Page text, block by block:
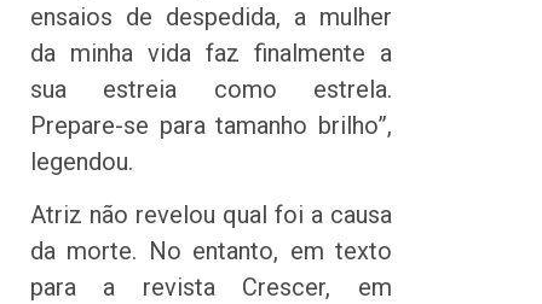
ensaios de despedida, a mulher
da minha vida faz finalmente a
sua estreia como estrela.
Prepare-se para tamanho brilho”,
legendou.
Atriz não revelou qual foi a causa
da morte. No entanto, em texto
para a revista Crescer, em